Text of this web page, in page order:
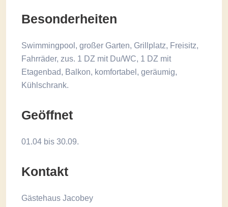
Besonderheiten
Swimmingpool, großer Garten, Grillplatz, Freisitz,
Fahrräder, zus. 1 DZ mit Du/WC, 1 DZ mit
Etagenbad, Balkon, komfortabel, geräumig,
Kühlschrank.
Geöffnet
01.04 bis 30.09.
Kontakt
Gästehaus Jacobey